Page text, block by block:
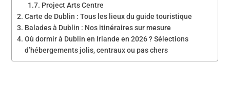
Project Arts Centre
Carte de Dublin : Tous les lieux du guide touristique
Balades à Dublin : Nos itinéraires sur mesure
Où dormir à Dublin en Irlande en 2026 ? Sélections
d’hébergements jolis, centraux ou pas chers